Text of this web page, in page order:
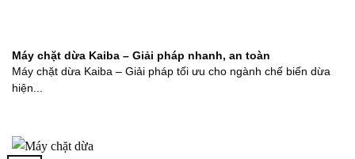
Máy chặt dừa Kaiba – Giải pháp nhanh, an toàn
Máy chặt dừa Kaiba – Giải pháp tối ưu cho ngành chế biến dừa
hiện...